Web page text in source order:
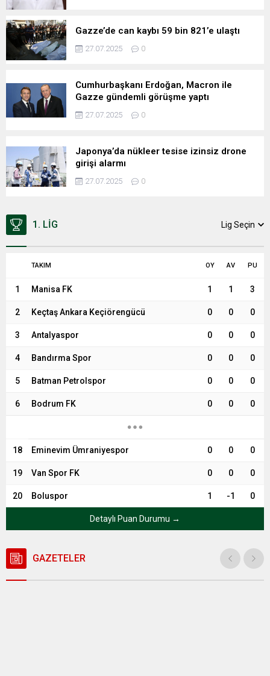
Gazze’de can kaybı 59 bin 821’e ulaştı
27.07.2025 0
Cumhurbaşkanı Erdoğan, Macron ile
Gazze gündemli görüşme yaptı
27.07.2025 0
Japonya’da nükleer tesise izinsiz drone
girişi alarmı
27.07.2025 0
1. LIG Lig Seçin
TAKIM OY AV PU
1 Manisa FK 1 1 3
2 Keçtaş Ankara Keçiörengücü 0 0 0
3 Antalyaspor 0 0 0
4 Bandırma Spor 0 0 0
5 Batman Petrolspor 0 0 0
6 Bodrum FK 0 0 0
18 Eminevim Ümraniyespor 0 0 0
19 Van Spor FK 0 0 0
20 Boluspor 1 -1 0
Detaylı Puan Durumu →
GAZETELER